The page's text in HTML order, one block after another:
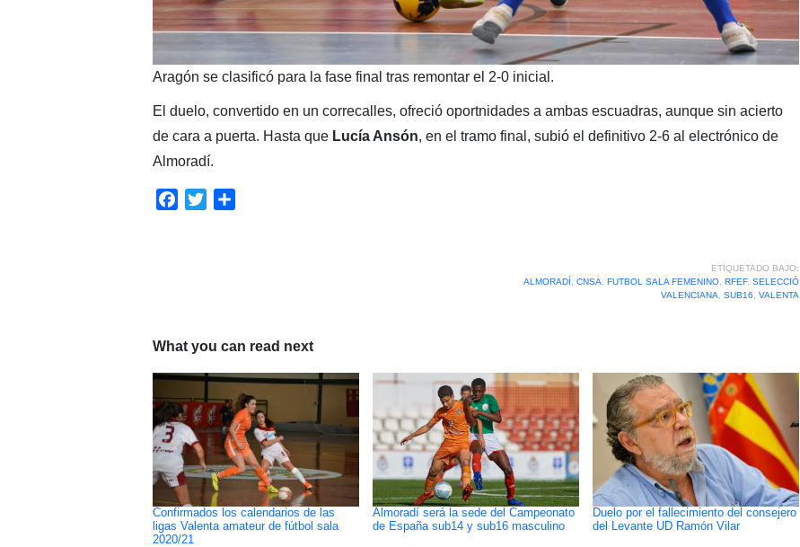
Aragón se clasificó para la fase final tras remontar el 2-0 inicial.
El duelo, convertido en un correcalles, ofreció oportnidades a ambas escuadras, aunque sin acierto
de cara a puerta. Hasta que Lucía Ansón, en el tramo final, subió el definitivo 2-6 al electrónico de
Almoradí.
Facebook
Twitter
ETIQUETADO BAJO:
ALMORADÍ
CNSA FUTBOL SALA FEMENINO, RFEF, SELECCIÓ
VALENCIANA
SUB16 VALENTA
What you can read next
Confirmados los calendarios de las
ligas Valenta amateur de fútbol sala
2020/21
Almoradí será la sede del Campeonato
de España sub14 y sub16 masculino
Duelo por el fallecimiento del consejero
del Levante UD Ramón Vilar